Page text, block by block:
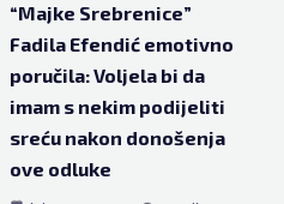
“Majke Srebrenice”
Fadila Efendić emotivno
poručila: Voljela bi da
imam s nekim podijeliti
sreću nakon donošenja
ove odluke